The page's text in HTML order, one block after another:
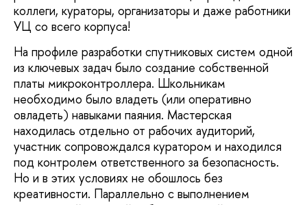
коллеги, кураторы, организаторы и даже работники
УЦ со всего корпуса!
На профиле разработки спутниковых систем одной
из ключевых задач было создание собственной
платы микроконтроллера. Школьникам
необходимо было владеть (или оперативно
овладеть) навыками паяния. Мастерская
находилась отдельно от рабочих аудиторий,
участник сопровождался куратором и находился
под контролем ответственного за безопасность.
Но и в этих условиях не обошлось без
креативности. Параллельно с выполнением